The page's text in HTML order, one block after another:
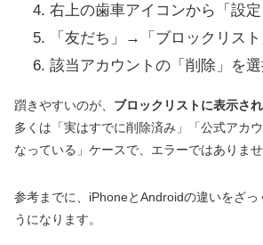
右上の歯車アイコンから「設
「友だち」→「ブロックリス
該当アカウントの「削除」を
躓きやすいのが、 ブロックリストに表示さ
多くは「実はすでに削除済み」「公式アカ
なっている」ケースで、エラーではありませ
参考までに、iPhoneとAndroidの違いをざっ
うになります。